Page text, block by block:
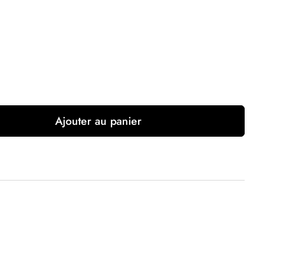
Ajouter au panier